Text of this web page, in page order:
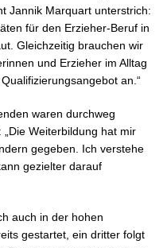
Jannik Marquart unterstrich:
für den Erzieher-Beruf in
Gleichzeitig brauchen wir
und Erzieher im Alltag
an.“
waren durchweg
Weiterbildung hat mir
gegeben. Ich verstehe
gezielter darauf
auch in der hohen
gestartet, ein dritter folgt